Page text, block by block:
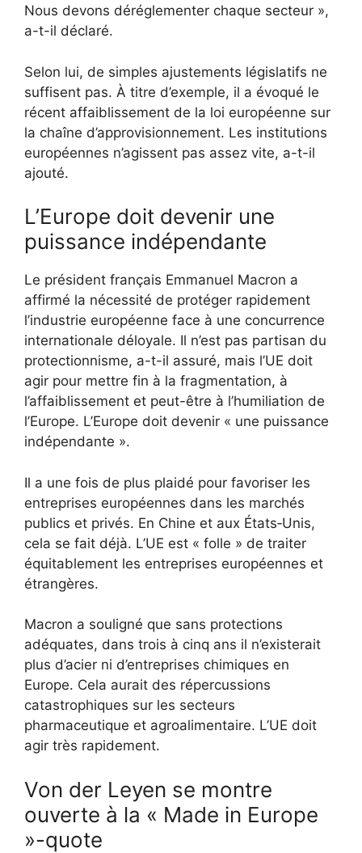
Nous devons déréglementer chaque secteur »,
a-t-il déclaré.
Selon lui, de simples ajustements législatifs ne
suffisent pas. À titre d’exemple, il a évoqué le
récent affaiblissement de la loi européenne sur
la chaîne d’approvisionnement. Les institutions
européennes n’agissent pas assez vite, a-t-il
ajouté.
L’Europe doit devenir une
puissance indépendante
Le président français Emmanuel Macron a
affirmé la nécessité de protéger rapidement
l’industrie européenne face à une concurrence
internationale déloyale. Il n’est pas partisan du
protectionnisme, a-t-il assuré, mais l’UE doit
agir pour mettre fin à la fragmentation, à
l’affaiblissement et peut-être à l’humiliation de
l’Europe. L’Europe doit devenir « une puissance
indépendante ».
Il a une fois de plus plaidé pour favoriser les
entreprises européennes dans les marchés
publics et privés. En Chine et aux États‑Unis,
cela se fait déjà. L’UE est « folle » de traiter
équitablement les entreprises européennes et
étrangères.
Macron a souligné que sans protections
adéquates, dans trois à cinq ans il n’existerait
plus d’acier ni d’entreprises chimiques en
Europe. Cela aurait des répercussions
catastrophiques sur les secteurs
pharmaceutique et agroalimentaire. L’UE doit
agir très rapidement.
Von der Leyen se montre
ouverte à la « Made in Europe
»-quote